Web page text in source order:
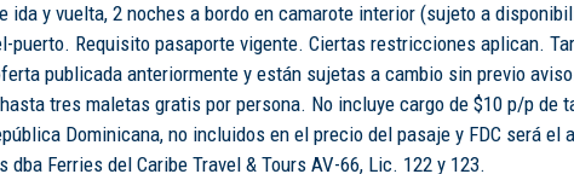
y vuelta, 2 noches a bordo en camarote interior (sujeto a
Requisito pasaporte vigente. Ciertas restricciones aplican.
publicada anteriormente y están sujetas a cambio sin previo
tres maletas gratis por persona. No incluye cargo de $10 p/p de
Dominicana, no incluidos en el precio del pasaje y FDC será el
Ferries del Caribe Travel & Tours AV-66, Lic. 122 y 123.